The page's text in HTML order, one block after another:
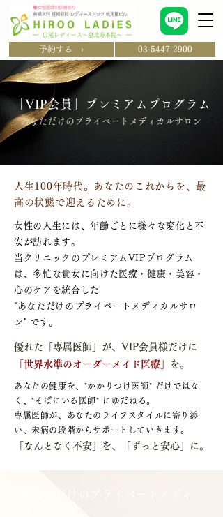
予約する › 03-5447-2900
「VIP会員」プレミアムプログラム
あなただけのプライベートメディカルサロン
人生100年時代。あなたのこれからを、最
高の状態で迎えるために。
女性の人生には、年齢ごとに様々な変化と不
安が訪れます。
当クリニックのプレミアムVIPプログラム
は、多忙な貴女に向けた医療・健康・美容・
心のケアを統合した
"あなただけのプライベートメディカルサロ
ン" です。
優れた「専属医師」が、VIP会員様だけに
「世界水準のオーダーメイド医療」
を。
あなたの健康を、"かかりつけ医師" だけではな
く、"そばにいる医師" にゆだねる。
専属医師が、あなたのライフスタイルに寄り添
い、未病の段階からサポートしていきます。
「なんとなく不安」を、「ずっと安心」に。